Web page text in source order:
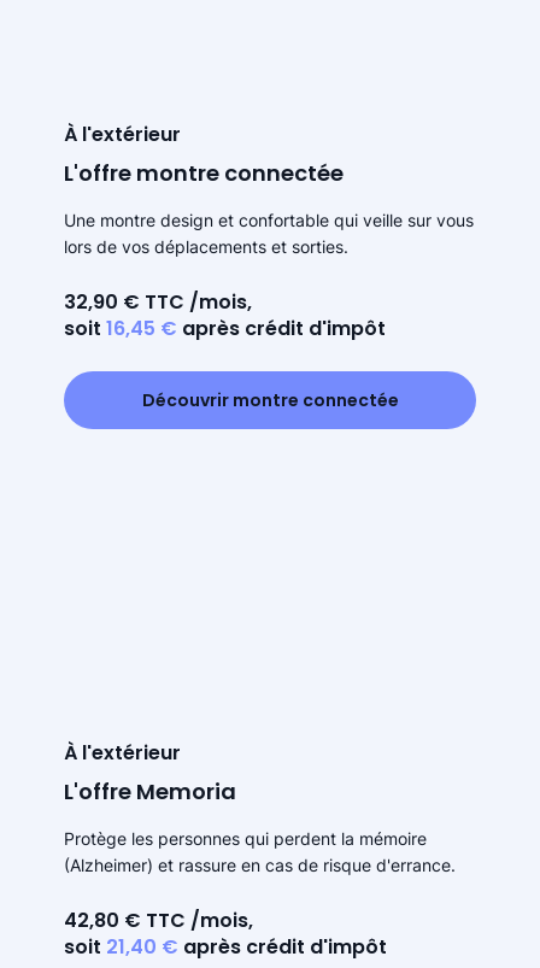
À l'extérieur
L'offre montre connectée
Une montre design et confortable qui veille sur vous
lors de vos déplacements et sorties.
32,90 € TTC /mois,
soit 16,45 € après crédit d'impôt
Découvrir montre connectée
À l'extérieur
L'offre Memoria
Protège les personnes qui perdent la mémoire
(Alzheimer) et rassure en cas de risque d'errance.
42,80 € TTC /mois,
soit 21,40 € après crédit d'impôt